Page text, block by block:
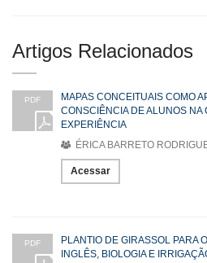
Artigos Relacionados
PDF
MAPAS CONCEITUAIS COMO
CONSCIÊNCIA DE ALUNOS
EXPERIÊNCIA
ÉRICA BARRETO
Acessar
PDF
PLANTIO DE GIRASSOL PARA
INGLÊS, BIOLOGIA E